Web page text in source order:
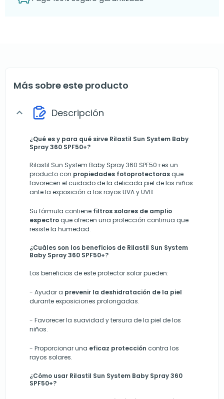
Más sobre este producto
expand_more Descripción
¿Qué es y para qué sirve Rilastil Sun System Baby
Spray 360 SPF50+?
Rilastil Sun System Baby Spray 360 SPF50+es un
producto con propiedades fotoprotectoras que
favorecen el cuidado de la delicada piel de los niños
ante la exposición a los rayos UVA y UVB.
Su fórmula contiene filtros solares de amplio
espectro que ofrecen una protección continua que
resiste la humedad.
¿Cuáles son los beneficios de Rilastil Sun System
Baby Spray 360 SPF50+?
Los beneficios de este protector solar pueden:
- Ayudar a prevenir la deshidratación de la piel
durante exposiciones prolongadas.
- Favorecer la suavidad y tersura de la piel de los
niños.
- Proporcionar una eficaz protección contra los
rayos solares.
¿Cómo usar Rilastil Sun System Baby Spray 360
SPF50+?